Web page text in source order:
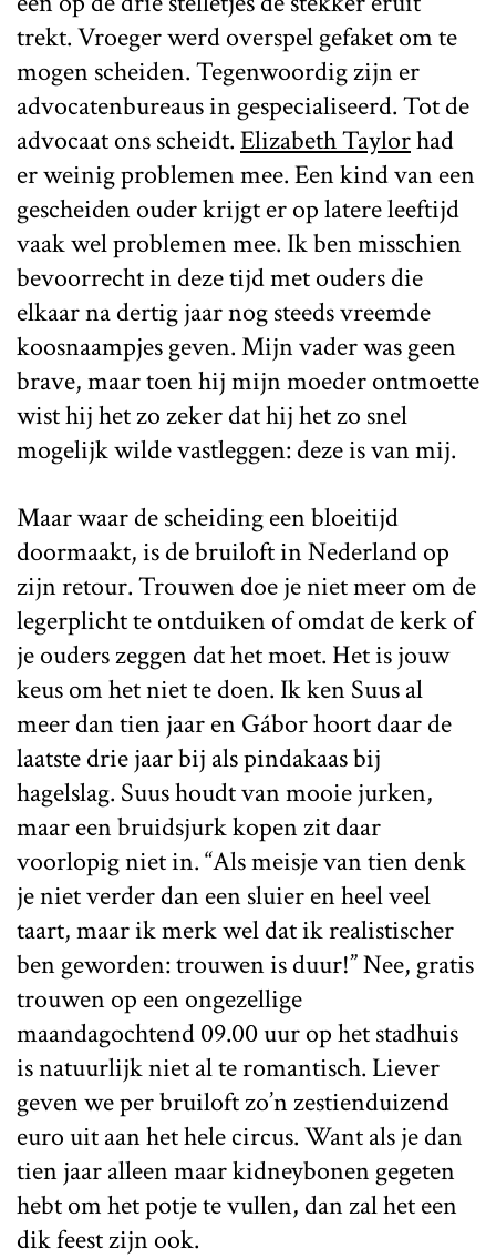
trekt. Vroeger werd overspel gefaket om te
mogen scheiden. Tegenwoordig zijn er
advocatenbureaus in gespecialiseerd. Tot de
advocaat ons scheidt.Elizabeth Taylorhad
er weinig problemen mee. Een kind van een
gescheiden ouder krijgt er op latere leeftijd
vaak wel problemen mee. Ik ben misschien
bevoorrecht in deze tijd met ouders die
elkaar na dertig jaar nog steeds vreemde
koosnaampjes geven. Mijn vader was geen
brave, maar toen hij mijn moeder ontmoette
wist hij het zo zeker dat hij het zo snel
mogelijk wilde vastleggen: deze is van mij.
Maar waar de scheiding een bloeitijd
doormaakt, is de bruiloft in Nederland op
zijn retour. Trouwen doe je niet meer om de
legerplicht te ontduiken of omdat de kerk of
je ouders zeggen dat het moet. Het is jouw
keus om het niet te doen. Ik ken Suus al
meer dan tien jaar en Gábor hoort daar de
laatste drie jaar bij als pindakaas bij
hagelslag. Suus houdt van mooie jurken,
maar een bruidsjurk kopen zit daar
voorlopig niet in. “Als meisje van tien denk
je niet verder dan een sluier en heel veel
taart, maar ik merk wel dat ik realistischer
ben geworden: trouwen is duur!” Nee, gratis
trouwen op een ongezellige
maandagochtend 09.00 uur op het stadhuis
is natuurlijk niet al te romantisch. Liever
geven we per bruiloft zo’n zestienduizend
euro uit aan het hele circus. Want als je dan
tien jaar alleen maar kidneybonen gegeten
hebt om het potje te vullen, dan zal het een
dik feest zijn ook.